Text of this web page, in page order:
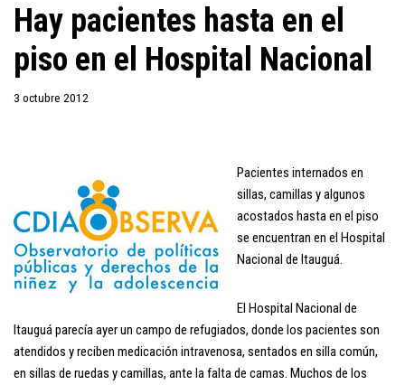
Hay pacientes hasta en el
piso en el Hospital Nacional
3 octubre 2012
Pacientes internados en
sillas, camillas y algunos
acostados hasta en el piso
se encuentran en el Hospital
Nacional de Itauguá.
El Hospital Nacional de
Itauguá parecía ayer un campo de refugiados, donde los pacientes son
atendidos y reciben medicación intravenosa, sentados en silla común,
en sillas de ruedas y camillas, ante la falta de camas. Muchos de los